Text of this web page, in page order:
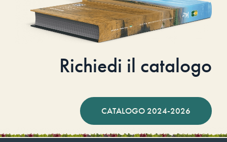
Richiedi il catalogo
CATALOGO 2024-2026